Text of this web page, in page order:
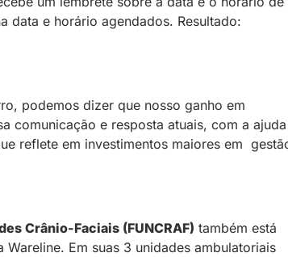
data e horário agendados. Resultado:
podemos dizer que nosso ganho em
comunicação e resposta atuais, com a ajuda
reflete em investimentos maiores em
Crânio-Faciais (FUNCRAF) também está
Em suas 3 unidades ambulatoriais